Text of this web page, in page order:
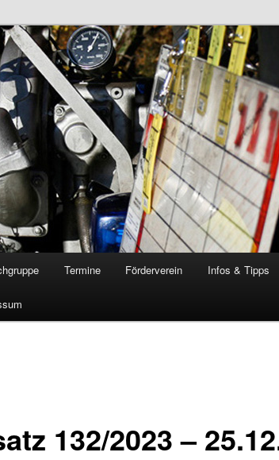
Rodenkirchen
Termine Förderverein Infos & Tipps
132/2023 –